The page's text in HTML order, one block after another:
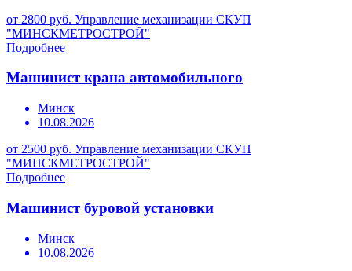
от 2800 руб. Управление механизации СКУП
"МИНСКМЕТРОСТРОЙ"
Подробнее
Машинист крана автомобильного
Минск
10.08.2026
от 2500 руб. Управление механизации СКУП
"МИНСКМЕТРОСТРОЙ"
Подробнее
Машинист буровой установки
Минск
10.08.2026